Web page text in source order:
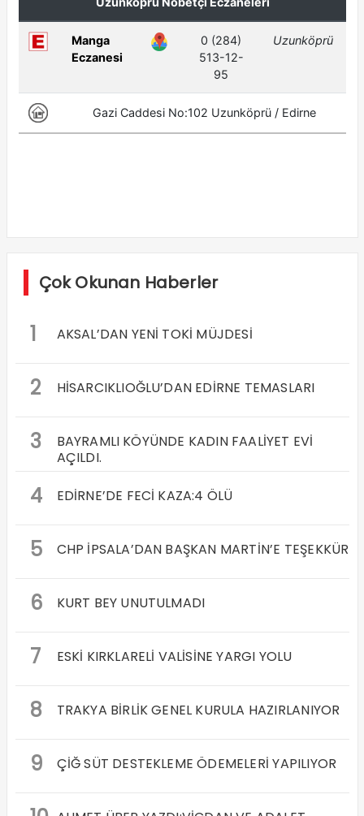
Çok Okunan Haberler
1 AKSAL’DAN YENİ TOKİ MÜJDESİ
2 HİSARCIKLIOĞLU’DAN EDİRNE TEMASLARI
3
BAYRAMLI KÖYÜNDE KADIN FAALİYET EVİ
AÇILDI.
4 EDİRNE’DE FECİ KAZA:4 ÖLÜ
5 CHP İPSALA’DAN BAŞKAN MARTİN’E TEŞEKKÜR
6 KURT BEY UNUTULMADI
7 ESKİ KIRKLARELİ VALİSİNE YARGI YOLU
8 TRAKYA BİRLİK GENEL KURULA HAZIRLANIYOR
9 ÇİĞ SÜT DESTEKLEME ÖDEMELERİ YAPILIYOR